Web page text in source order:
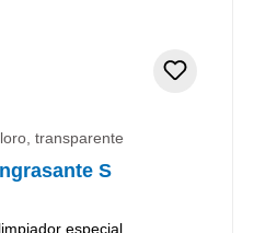
transparente
S
especial